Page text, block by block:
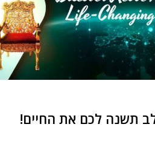
תשנה לכם את החיים!